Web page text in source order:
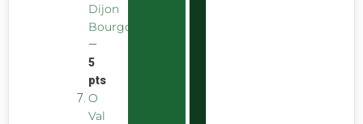
Dijon
Bourgogne
—
5
pts
O
Val